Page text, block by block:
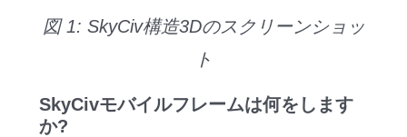
図 1: SkyCiv構造3Dのスクリーンショッ
ト
SkyCivモバイルフレームは何をします
か?